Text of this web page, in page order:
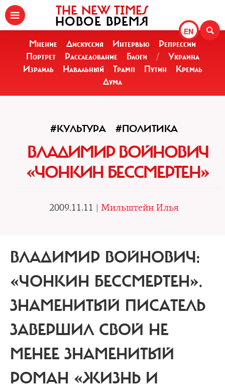
EN
THE NEW TIMES
НОВОЕ ВРЕМЯ
Мнение Дискуссия Интервью
Репрессии
Портрет
Расследование Блоги /
Украина
Израиль
Навальный Трамп Путин
Кремль
Дума
#КУЛЬТУРА #ПОЛИТИКА
ВЛАДИМИР ВОЙНОВИЧ
«ЧОНКИН БЕССМЕРТЕН»
2009.11.11 | Мильштейн Илья
ВЛАДИМИР ВОЙНОВИЧ:
«ЧОНКИН БЕССМЕРТЕН».
ЗНАМЕНИТЫЙ ПИСАТЕЛЬ
ЗАВЕРШИЛ СВОЙ НЕ
МЕНЕЕ ЗНАМЕНИТЫЙ
РОМАН «ЖИЗНЬ И